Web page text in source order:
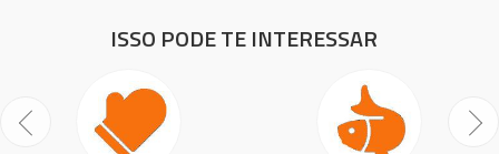
ISSO PODE TE INTERESSAR